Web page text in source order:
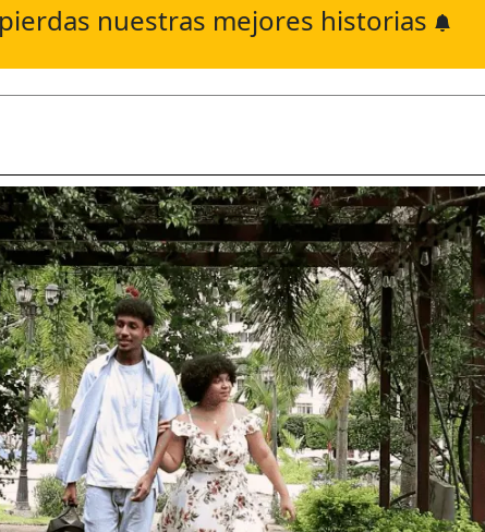
nuestras mejores historias